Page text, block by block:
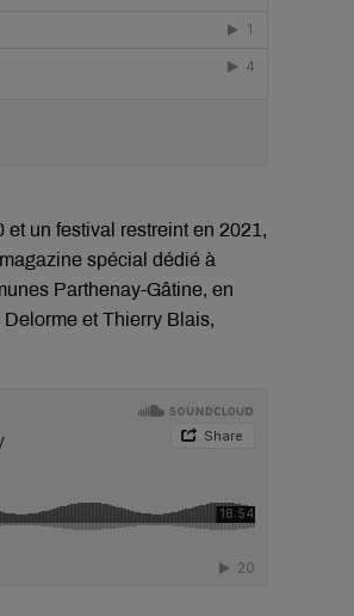
un festival restreint en 2021,
spécial dédié à
Parthenay-Gâtine, en
Delorme et Thierry Blais,